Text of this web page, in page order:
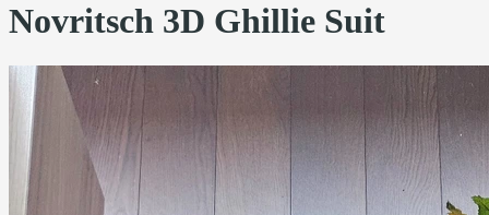
Novritsch 3D Ghillie Suit